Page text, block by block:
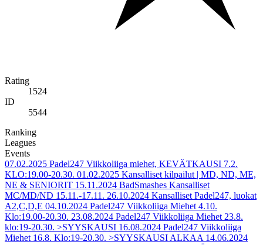
Rating
1524
ID
5544
Ranking
Leagues
Events
07.02.2025 Padel247 Viikkoliiga miehet, KEVÄTKAUSI 7.2.
KLO:19.00-20.30. 01.02.2025 Kansalliset kilpailut | MD, ND, ME,
NE & SENIORIT 15.11.2024 BadSmashes Kansalliset
MC/MD/ND 15.11.-17.11. 26.10.2024 Kansalliset Padel247, luokat
A2,C,D,E 04.10.2024 Padel247 Viikkoliiga Miehet 4.10.
Klo:19.00-20.30. 23.08.2024 Padel247 Viikkoliiga Miehet 23.8.
klo:19-20.30. >SYYSKAUSI 16.08.2024 Padel247 Viikkoliiga
Miehet 16.8. Klo:19-20.30. >SYYSKAUSI ALKAA 14.06.2024